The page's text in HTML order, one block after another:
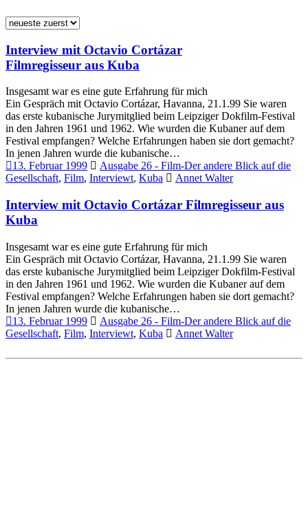
Interview mit Octavio Cortázar
Filmregisseur aus Kuba
Insgesamt war es eine gute Erfahrung für mich
Ein Gespräch mit Octavio Cortázar, Havanna, 21.1.99 Sie waren
das erste kubanische Jurymitglied beim Leipziger Dokfilm-Festival
in den Jahren 1961 und 1962. Wie wurden die Kubaner auf dem
Festival empfangen? Welche Erfahrungen haben sie dort gemacht?
In jenen Jahren wurde die kubanische…
13. Februar 1999
Ausgabe 26 - Film-Der andere Blick auf die
Gesellschaft, Film, Interviewt, Kuba Annet Walter
Interview mit Octavio Cortázar Filmregisseur aus
Kuba
Insgesamt war es eine gute Erfahrung für mich
Ein Gespräch mit Octavio Cortázar, Havanna, 21.1.99 Sie waren
das erste kubanische Jurymitglied beim Leipziger Dokfilm-Festival
in den Jahren 1961 und 1962. Wie wurden die Kubaner auf dem
Festival empfangen? Welche Erfahrungen haben sie dort gemacht?
In jenen Jahren wurde die kubanische…
13. Februar 1999
Ausgabe 26 - Film-Der andere Blick auf die
Gesellschaft, Film, Interviewt, Kuba Annet Walter